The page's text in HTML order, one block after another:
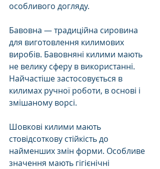
особливого догляду.
Бавовна — традиційна сировина
для виготовлення килимових
виробів. Бавовняні килими мають
не велику сферу в використанні.
Найчастіше застосовується в
килимах ручної роботи, в основі і
змішаному ворсі.
Шовкові килими мають
стовідсоткову стійкість до
найменших змін форми. Особливе
значення мають гігієнічні